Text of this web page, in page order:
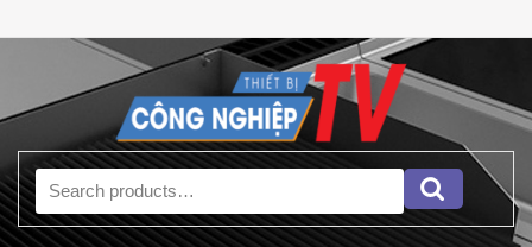
Search for: